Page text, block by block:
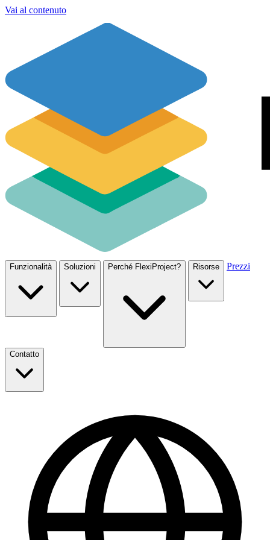
Vai al contenuto
Funzionalità Soluzioni Perché FlexiProject? Risorse Prezzi
Contatto